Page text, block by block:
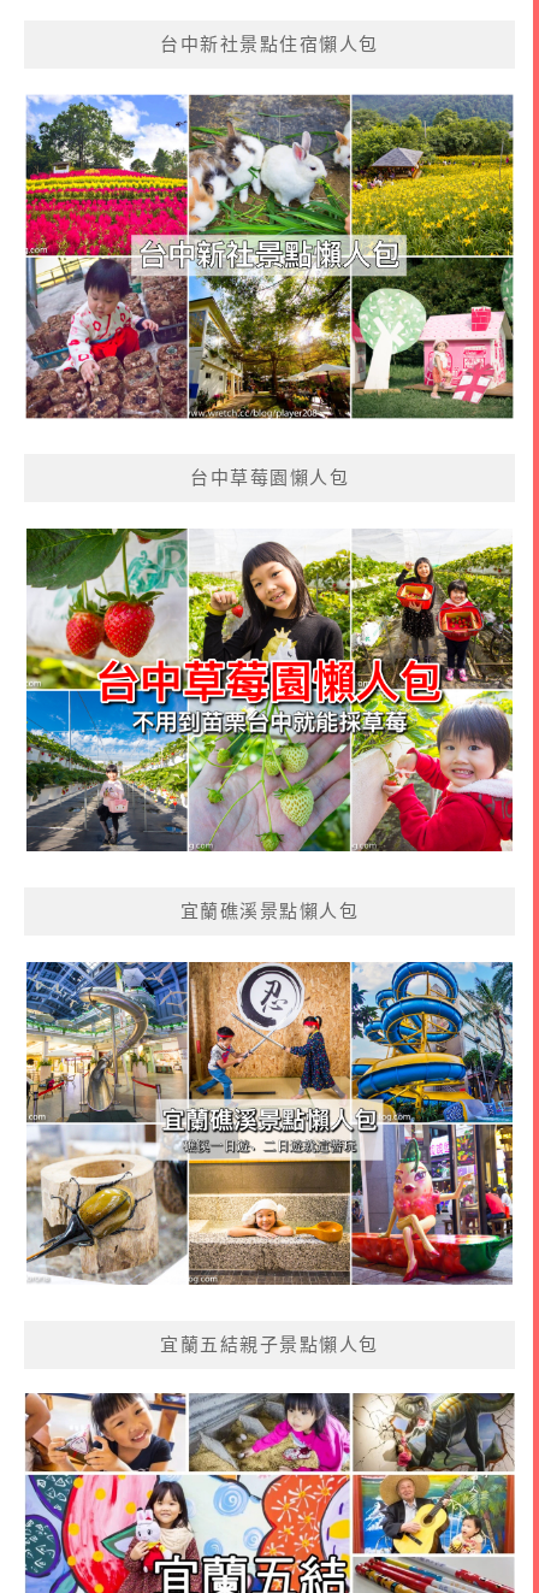
台中新社景點住宿懶人包
台中草莓園懶人包
宜蘭礁溪景點懶人包
宜蘭五結親子景點懶人包